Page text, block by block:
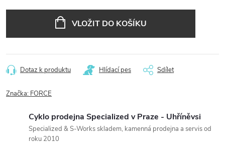
VLOŽIT DO KOŠÍKU
Dotaz k produktu Hlídací pes Sdílet
Značka: FORCE
Cyklo prodejna Specialized v Praze - Uhříněvsi
Specialized & S-Works skladem, kamenná prodejna a servis od
roku 2010